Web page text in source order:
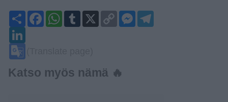
ShareFacebookWhatsApp
Tumblr
X
Copy
Link
Messenger
Katso myös nämä 🔥